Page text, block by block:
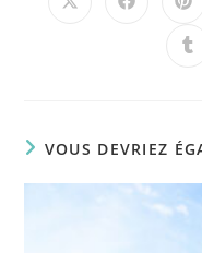
VOUS DEVRIEZ